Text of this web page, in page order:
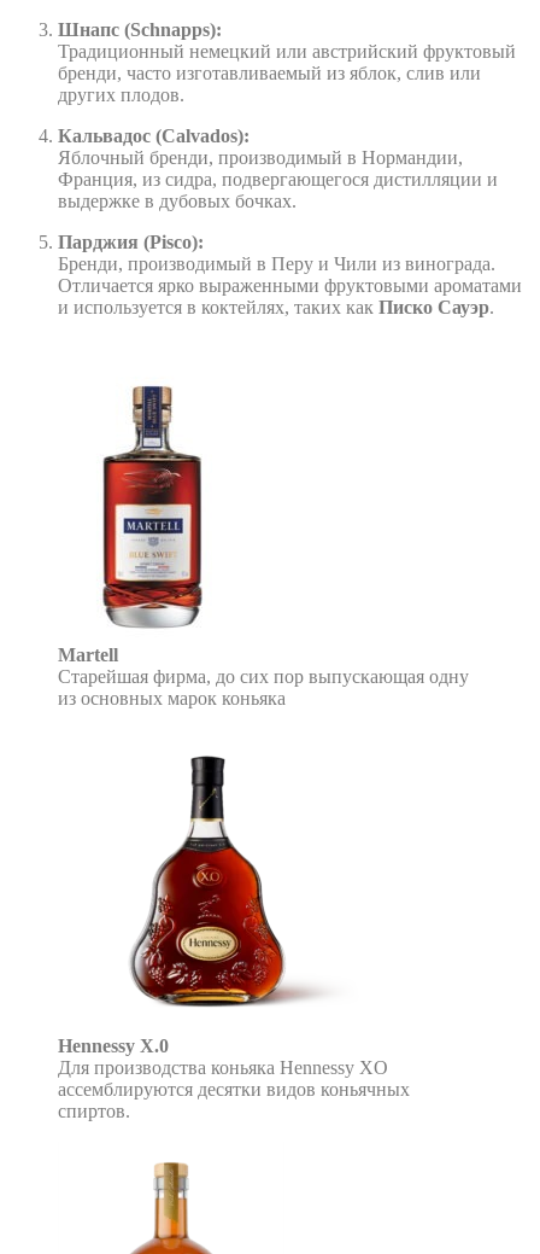
Шнапс (Schnapps):
Традиционный немецкий или австрийский фруктовый
бренди, часто изготавливаемый из яблок, слив или
других плодов.
Кальвадос (Calvados):
Яблочный бренди, производимый в Нормандии,
Франция, из сидра, подвергающегося дистилляции и
выдержке в дубовых бочках.
Парджия (Pisco):
Бренди, производимый в Перу и Чили из винограда.
Отличается ярко выраженными фруктовыми ароматами
и используется в коктейлях, таких как Писко Сауэр.
Martell
Старейшая фирма, до сих пор выпускающая одну
из основных марок коньяка
Hennessy X.0
Для производства коньяка Hennessy XO
ассемблируются десятки видов коньячных
спиртов.